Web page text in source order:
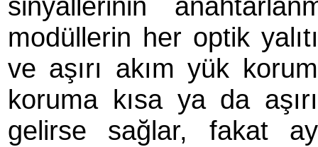
modüllerin her optik
ve aşırı akım yük
koruma kısa ya da
gelirse sağlar, fakat